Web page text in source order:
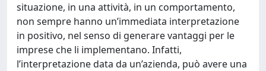
situazione, in una attività, in un comportamento,
non sempre hanno un’immediata interpretazione
in positivo, nel senso di generare vantaggi per le
imprese che li implementano. Infatti,
l’interpretazione data da un’azienda, può avere una